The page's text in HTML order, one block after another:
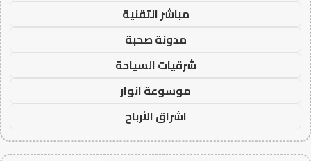
مباشر التقنية
مدونة صحبة
شرقيات السياحة
موسوعة انوار
اشراق الأرباح